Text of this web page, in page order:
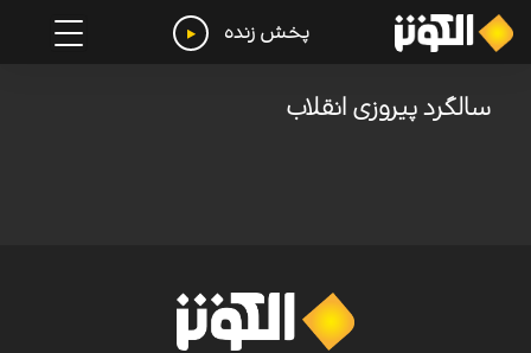
پخش زنده
سالگرد پیروزی انقلاب